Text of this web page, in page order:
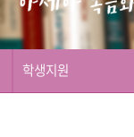
뉴
역
학생지원